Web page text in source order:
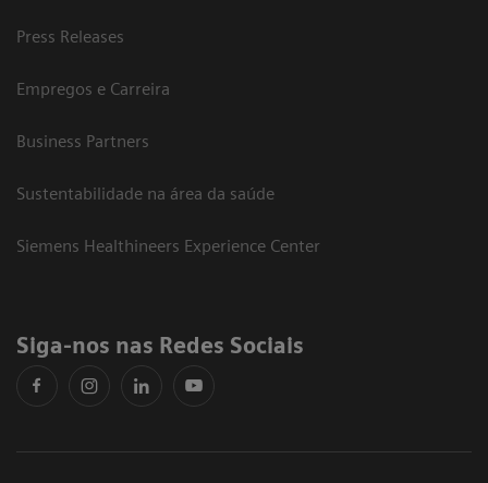
Press Releases
Empregos e Carreira
Business Partners
Sustentabilidade na área da saúde
Siemens Healthineers Experience Center
Siga-nos nas Redes Sociais